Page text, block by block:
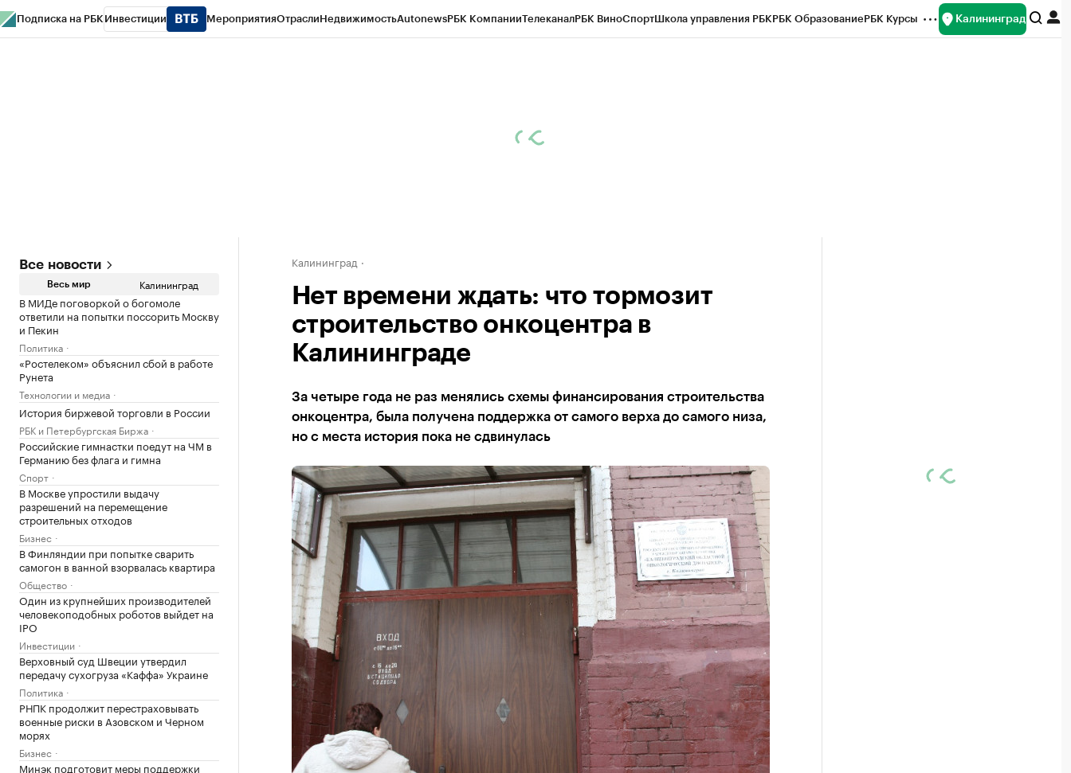
Подписка на РБК Инвестиции МероприятияОтраслиНедвижимостьAutonewsРБК КомпанииТелеканалРБК ВиноСпортШкола управления РБКРБК ОбразованиеРБК Курсы Калининград
Все новости
Весь мир Калининград
В МИДе поговоркой о богомоле
ответили на попытки поссорить Москву
и Пекин
Политика
«Ростелеком» объяснил сбой в работе
Рунета
Технологии и медиа
История биржевой торговли в России
РБК и Петербургская Биржа
Российские гимнастки поедут на ЧМ в
Германию без флага и гимна
Спорт
В Москве упростили выдачу
разрешений на перемещение
строительных отходов
Бизнес
В Финляндии при попытке сварить
самогон в ванной взорвалась квартира
Общество
Один из крупнейших производителей
человекоподобных роботов выйдет на
IPO
Инвестиции
Верховный суд Швеции утвердил
передачу сухогруза «Каффа» Украине
Политика
РНПК продолжит перестраховывать
военные риски в Азовском и Черном
морях
Бизнес
Минэк подготовит меры поддержки
Калининград
Нет времени ждать: что тормозит
строительство онкоцентра в
Калининграде
За четыре года не раз менялись схемы финансирования строительства
онкоцентра, была получена поддержка от самого верха до самого низа,
но с места история пока не сдвинулась